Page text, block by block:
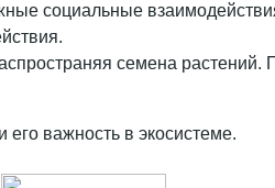
социальные
семена
его важность в экосистеме.